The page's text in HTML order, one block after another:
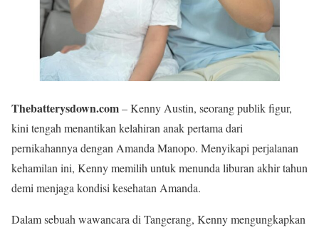
Thebatterysdown.com– Kenny Austin, seorang publik figur,
kini tengah menantikan kelahiran anak pertama dari
pernikahannya dengan Amanda Manopo. Menyikapi perjalanan
kehamilan ini, Kenny memilih untuk menunda liburan akhir tahun
demi menjaga kondisi kesehatan Amanda.
Dalam sebuah wawancara di Tangerang, Kenny mengungkapkan